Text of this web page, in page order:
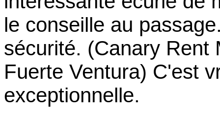
le conseille au
sécurité. (Canary Rent
Fuerte Ventura) C'est
exceptionnelle.